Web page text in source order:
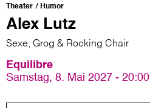
Theater Humor
Alex Lutz
Sexe, Grog & Rocking Chair
Equilibre
Samstag, 8. Mai 2027 - 20:00